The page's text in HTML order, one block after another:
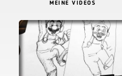
MEINE VIDEOS